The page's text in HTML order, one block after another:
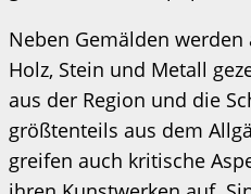
Neben Gemälden
Holz, Stein und Metall
aus der Region und die
größtenteils aus dem
greifen auch kritische